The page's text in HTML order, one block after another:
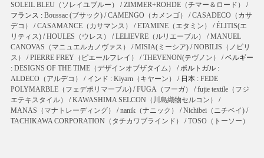
SOLEIL BLEU（ソレイユブルー）
/ZIMMER+ROHDE（チマー＆ロード）
/
フランス : Boussac (ブサック)/CAMENGO（カメンゴ） /CASADECO（カサ
デコ）
/CASAMANCE（カサマンス） /ETAMINE（エタミン） /ÉLITIS(エ
リティス)/HOULES（ウレス） /LELIEVRE（ルリエーブル） /MANUEL
CANOVAS（マニュエルカノヴァス）
/MISIA(ミーシア)/NOBILIS（ノビリ
ス）
/PIERRE FREY（ピエールフレイ） /THEVENON(テヴノン）
/ ベルギー
: DESIGNS OF THE TIME（デザインオブザタイム）
/ ポルトガル :
ALDECO（アルデコ）
/ インド : Kiyarn（キヤーン） / 日本 : FEDE
POLYMARBLE（フェデポリマーブル)/FUGA（フーガ） /fujie textile（フジ
エテキスタイル）
/KAWASHIMA SELCON（川島織物セルコン）
/
MANAS（マナトレーディング）
/nanik（ナニック） /Nichibei（ニチベイ)/
TACHIKAWA CORPORATION（タチカワブラインド）
/TOSO（トーソー）